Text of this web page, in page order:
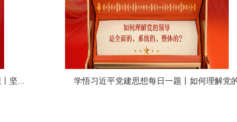
坚... 学悟习近平党建思想每日一题丨如何理解党